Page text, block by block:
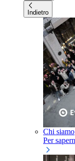
Indietro
Chi siamo
Per